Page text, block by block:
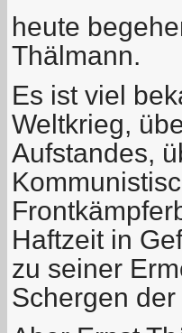
heute
Thälmann.
Es ist viel
Weltkrieg,
Aufstandes,
Haftzeit in
zu seiner
Schergen